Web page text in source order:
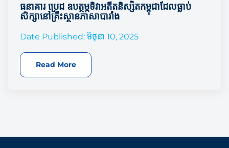
ធនាគារ ប្រេដ ឧបត្ថម្ភទិវាអតីតនិស្សិតកម្ពុជាដែលធ្លាប់
សិក្សានៅគ្រឹះស្ថានភាសាបារាំង
Date Published: មិថុនា 10, 2025
Read More